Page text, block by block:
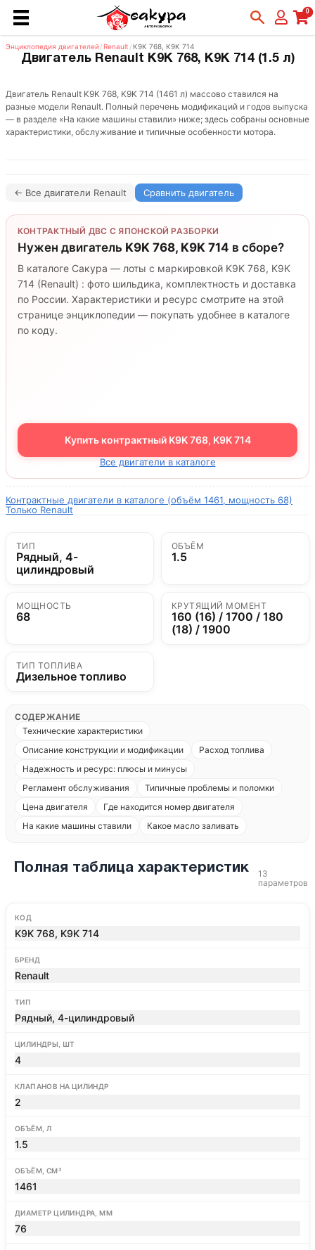
0
Энциклопедия двигателей/ Renault / K9K 768, K9K 714
Двигатель Renault K9K 768, K9K 714 (1.5 л)
Двигатель Renault K9K 768, K9K 714 (1461 л) массово ставился на
разные модели Renault. Полный перечень модификаций и годов выпуска
— в разделе «На какие машины ставили» ниже; здесь собраны основные
характеристики, обслуживание и типичные особенности мотора.
← Все двигатели Renault Сравнить двигатель
КОНТРАКТНЫЙ ДВС С ЯПОНСКОЙ РАЗБОРКИ
Нужен двигатель K9K 768, K9K 714 в сборе?
В каталоге Сакура — лоты с маркировкой K9K 768, K9K
714 (Renault) : фото шильдика, комплектность и доставка
по России. Характеристики и ресурс смотрите на этой
странице энциклопедии — покупать удобнее в каталоге
по коду.
Купить контрактный K9K 768, K9K 714
Все двигатели в каталоге
Контрактные двигатели в каталоге (объём 1461, мощность 68)
Только Renault
ТИП
Рядный, 4-
цилиндровый
ОБЪЁМ
1.5
МОЩНОСТЬ
68
КРУТЯЩИЙ МОМЕНТ
160 (16) / 1700 / 180
(18) / 1900
ТИП ТОПЛИВА
Дизельное топливо
СОДЕРЖАНИЕ
Технические характеристики
Описание конструкции и модификации
Расход топлива
Надежность и ресурс: плюсы и минусы
Регламент обслуживания
Типичные проблемы и поломки
Цена двигателя
Где находится номер двигателя
На какие машины ставили
Какое масло заливать
Полная таблица характеристик
13
параметров
КОД
K9K 768, K9K 714
БРЕНД
Renault
ТИП
Рядный, 4-цилиндровый
ЦИЛИНДРЫ, ШТ
4
КЛАПАНОВ НА ЦИЛИНДР
2
ОБЪЁМ, Л
1.5
ОБЪЁМ, СМ³
1461
ДИАМЕТР ЦИЛИНДРА, ММ
76